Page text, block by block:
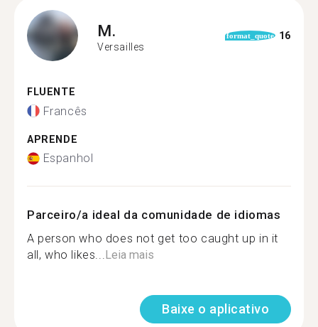
M.
Versailles
format_quote 16
FLUENTE
Francês
APRENDE
Espanhol
Parceiro/a ideal da comunidade de idiomas
A person who does not get too caught up in it
all, who likes...Leia mais
Baixe o aplicativo